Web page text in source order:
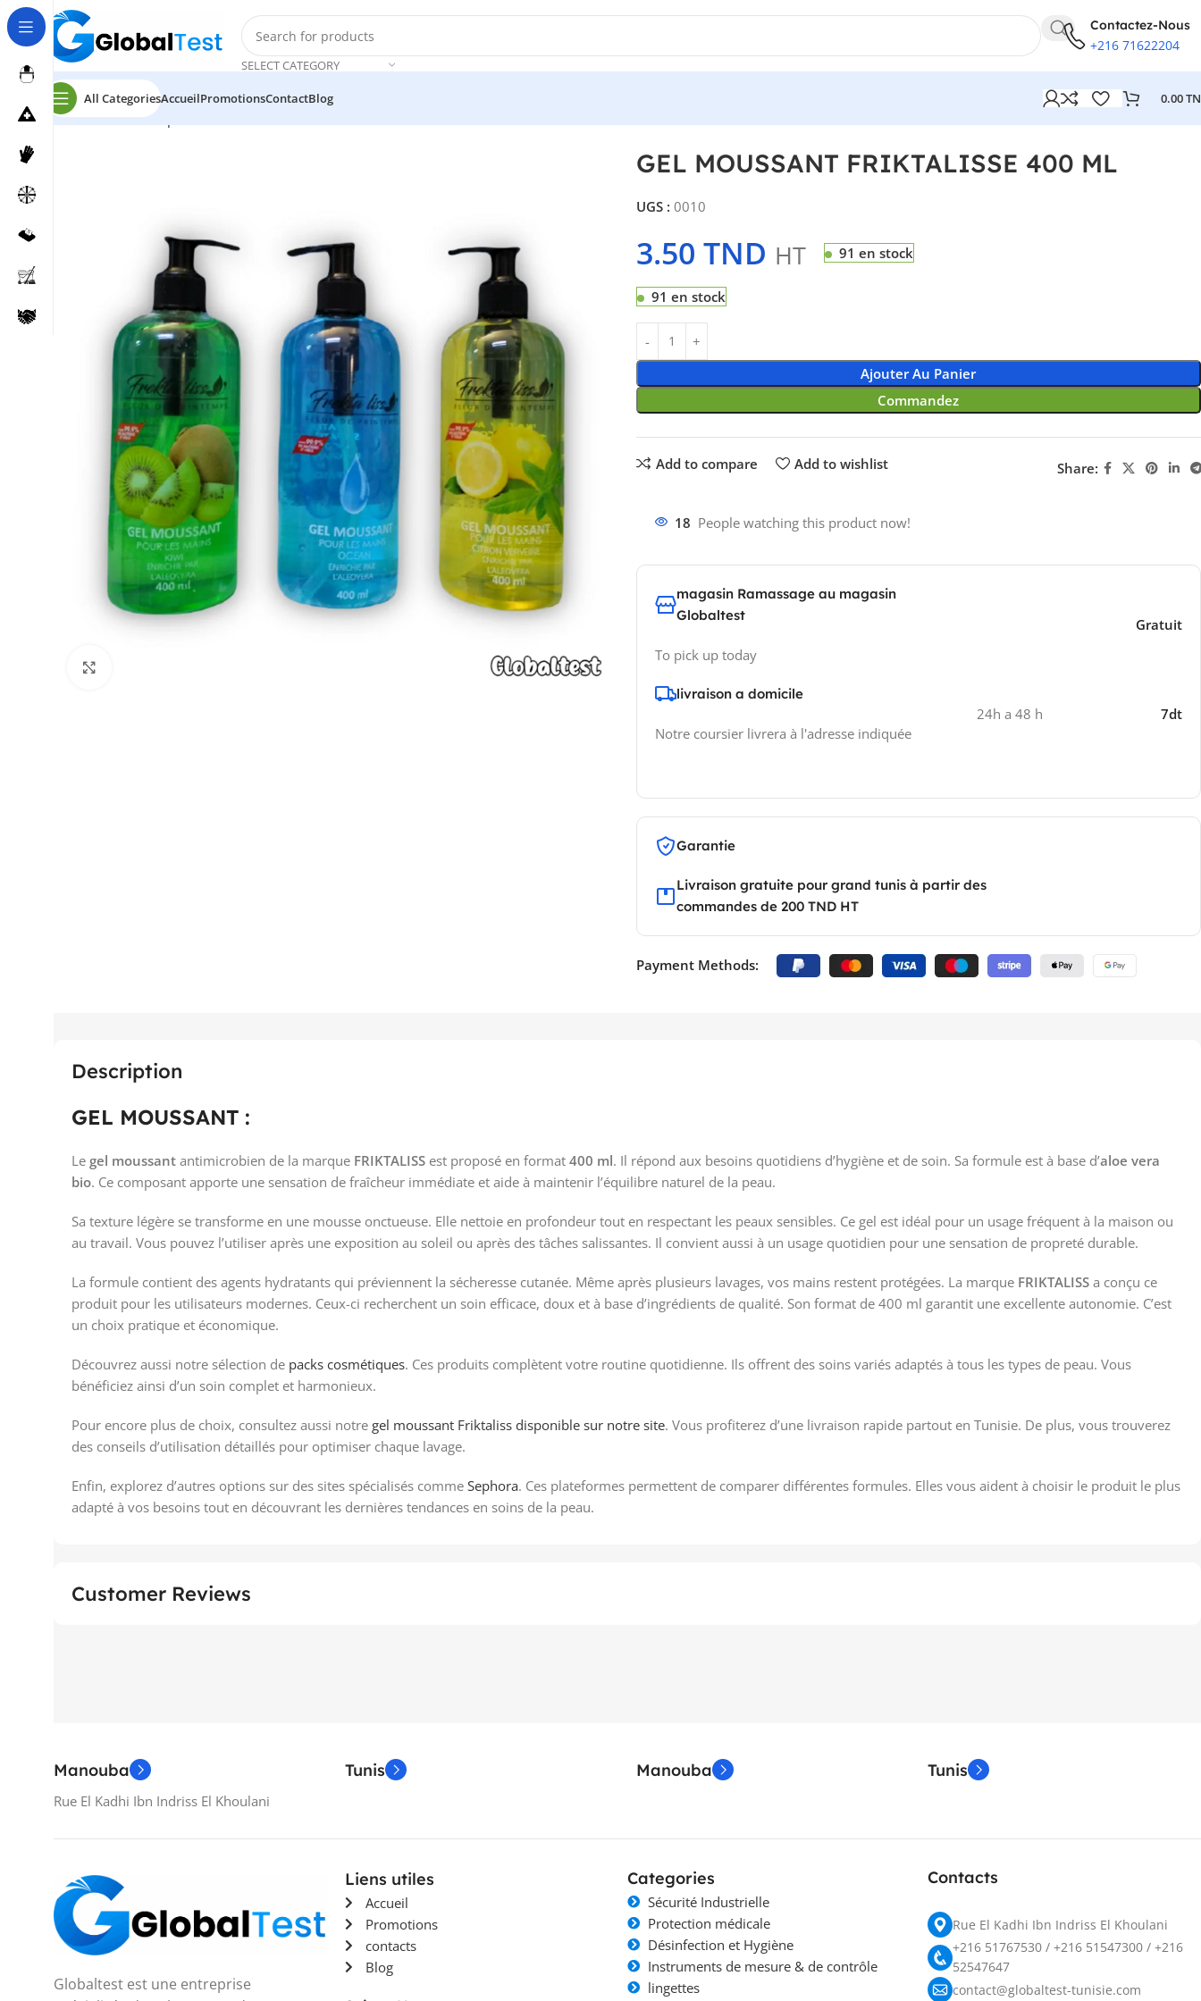
SELECT CATEGORY
Contactez-Nous
+216 71622204
All CategoriesAccueilPromotionsContactBlog 0.00
Accueil Soins corps
GEL MOUSSANT FRIKTALISSE 400 ML
UGS : 0010
3.50 TND HT 91 en stock
91 en stock
Ajouter Au Panier
Commandez
Add to compare Add to wishlist Share:
18 People watching this product now!
magasin Ramassage au magasin
Globaltest
To pick up today
Gratuit
livraison a domicile
Notre coursier livrera à l'adresse indiquée
24h a 48 h 7dt
Garantie
Livraison gratuite pour grand tunis à partir des
commandes de 200 TND HT
Payment Methods:
Description
GEL MOUSSANT :
Le gel moussant antimicrobien de la marque FRIKTALISS est proposé en format 400 ml. Il répond aux besoins quotidiens d’hygiène et de soin. Sa formule est à base d’aloe vera
bio. Ce composant apporte une sensation de fraîcheur immédiate et aide à maintenir l’équilibre naturel de la peau.
Sa texture légère se transforme en une mousse onctueuse. Elle nettoie en profondeur tout en respectant les peaux sensibles. Ce gel est idéal pour un usage fréquent à la maison ou
au travail. Vous pouvez l’utiliser après une exposition au soleil ou après des tâches salissantes. Il convient aussi à un usage quotidien pour une sensation de propreté durable.
La formule contient des agents hydratants qui préviennent la sécheresse cutanée. Même après plusieurs lavages, vos mains restent protégées. La marque FRIKTALISS a conçu ce
produit pour les utilisateurs modernes. Ceux-ci recherchent un soin efficace, doux et à base d’ingrédients de qualité. Son format de 400 ml garantit une excellente autonomie. C’est
un choix pratique et économique.
Découvrez aussi notre sélection de packs cosmétiques. Ces produits complètent votre routine quotidienne. Ils offrent des soins variés adaptés à tous les types de peau. Vous
bénéficiez ainsi d’un soin complet et harmonieux.
Pour encore plus de choix, consultez aussi notre gel moussant Friktaliss disponible sur notre site. Vous profiterez d’une livraison rapide partout en Tunisie. De plus, vous trouverez
des conseils d’utilisation détaillés pour optimiser chaque lavage.
Enfin, explorez d’autres options sur des sites spécialisés comme Sephora. Ces plateformes permettent de comparer différentes formules. Elles vous aident à choisir le produit le plus
adapté à vos besoins tout en découvrant les dernières tendances en soins de la peau.
Customer Reviews
Manouba
Rue El Kadhi Ibn Indriss El Khoulani
Tunis Manouba Tunis
Globaltest est une entreprise
Liens utiles
Accueil
Promotions
contacts
Blog
Categories
Sécurité Industrielle
Protection médicale
Désinfection et Hygiène
Instruments de mesure & de contrôle
lingettes
Contacts
Rue El Kadhi Ibn Indriss El Khoulani
+216 51767530 / +216 51547300 / +216
52547647
contact@globaltest-tunisie.com